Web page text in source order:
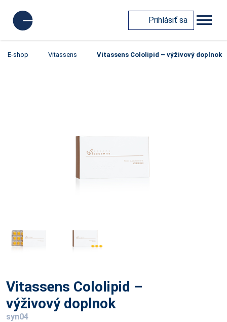
Prihlásiť sa
E-shop Vitassens Vitassens Cololipid – výživový doplnok
Vitassens Cololipid –
výživový doplnok
syn04